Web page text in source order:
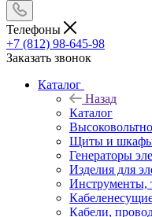
Телефоны
+7 (812) 98-645-98
Заказать звонок
Каталог
Назад
Каталог
Щиты и
Генераторы
Изделия для
Инструменты,
Кабели,